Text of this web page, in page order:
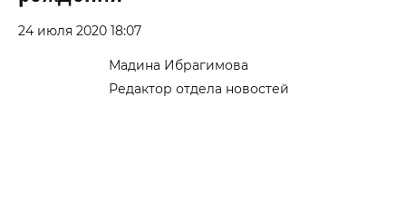
24 июля 2020 18:07
Мадина Ибрагимова
Редактор отдела новостей